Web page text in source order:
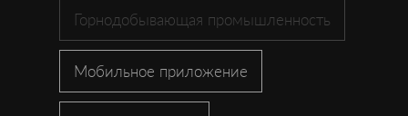
Горнодобывающая промышленность
Мобильное приложение